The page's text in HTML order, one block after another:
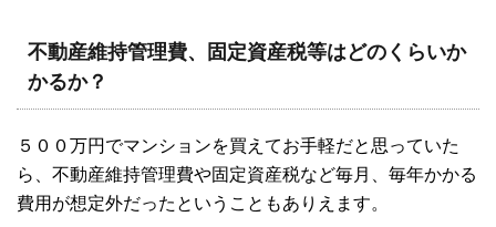
不動産維持管理費、固定資産税等はどのくらいか
かるか？
５００万円でマンションを買えてお手軽だと思っていた
ら、不動産維持管理費や固定資産税など毎月、毎年かかる
費用が想定外だったということもありえます。